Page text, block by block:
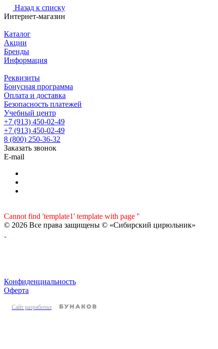
Назад к списку
Интернет-магазин
Каталог
Акции
Бренды
Информация
Реквизиты
Бонусная программа
Оплата и доставка
Безопасность платежей
Учебный центр
+7 (913) 450-02-49
+7 (913) 450-02-49
8 (800) 250-36-32
Заказать звонок
E-mail
Cannot find 'template1' template with page ''
© 2026 Все права защищены © «Сибирский цирюльник»
Конфиденциальность
Оферта
Сайт разработал